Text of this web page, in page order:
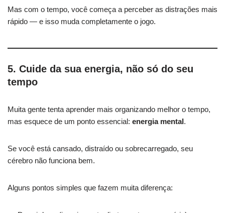
Mas com o tempo, você começa a perceber as distrações mais
rápido — e isso muda completamente o jogo.
5. Cuide da sua energia, não só do seu
tempo
Muita gente tenta aprender mais organizando melhor o tempo,
mas esquece de um ponto essencial: energia mental.
Se você está cansado, distraído ou sobrecarregado, seu
cérebro não funciona bem.
Alguns pontos simples que fazem muita diferença: